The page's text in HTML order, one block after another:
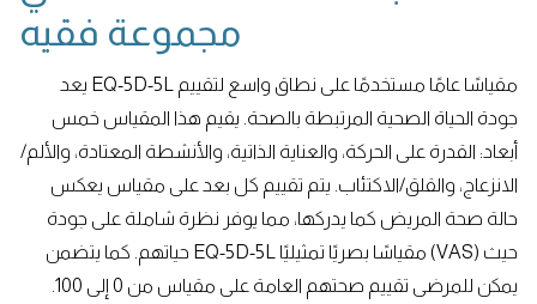
مجموعة فقيه
يعد EQ-5D-5L مقياسًا عامًا مستخدمًا على نطاق واسع لتقييم
جودة الحياة الصحية المرتبطة بالصحة. يقيم هذا المقياس خمس
أبعاد: القدرة على الحركة، والعناية الذاتية، والأنشطة المعتادة، والألم/
الانزعاج، والقلق/الاكتئاب. يتم تقييم كل بعد على مقياس يعكس
حالة صحة المريض كما يدركها، مما يوفر نظرة شاملة على جودة
حياتهم. كما يتضمن EQ-5D-5L مقياسًا بصريًا تمثيليًا (VAS) حيث